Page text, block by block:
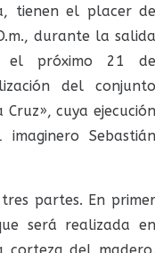
tienen el placer de
durante la salida
el próximo 21 de
del conjunto
cuya ejecución
Sebastián
partes. En primer
será realizada en